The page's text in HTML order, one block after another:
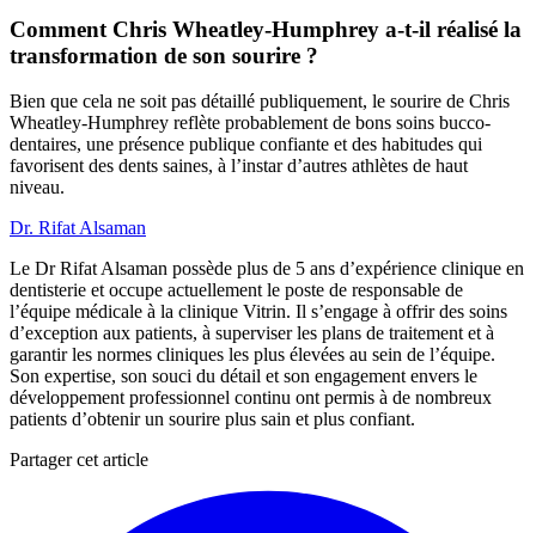
Comment Chris Wheatley-Humphrey a-t-il réalisé la
transformation de son sourire ?
Bien que cela ne soit pas détaillé publiquement, le sourire de Chris
Wheatley-Humphrey reflète probablement de bons soins bucco-
dentaires, une présence publique confiante et des habitudes qui
favorisent des dents saines, à l’instar d’autres athlètes de haut
niveau.
Dr. Rifat Alsaman
Le Dr Rifat Alsaman possède plus de 5 ans d’expérience clinique en
dentisterie et occupe actuellement le poste de responsable de
l’équipe médicale à la clinique Vitrin. Il s’engage à offrir des soins
d’exception aux patients, à superviser les plans de traitement et à
garantir les normes cliniques les plus élevées au sein de l’équipe.
Son expertise, son souci du détail et son engagement envers le
développement professionnel continu ont permis à de nombreux
patients d’obtenir un sourire plus sain et plus confiant.
Partager cet article